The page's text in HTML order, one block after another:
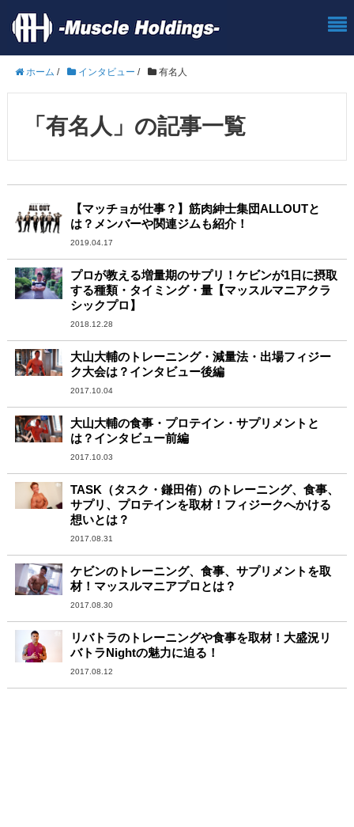
ホーム / インタビュー / 有名人
「有名人」の記事一覧
【マッチョが仕事？】筋肉紳士集団ALLOUTと
は？メンバーや関連ジムも紹介！
2019.04.17
プロが教える増量期のサプリ！ケビンが1日に摂取
する種類・タイミング・量【マッスルマニアクラ
シックプロ】
2018.12.28
大山大輔のトレーニング・減量法・出場フィジー
ク大会は？インタビュー後編
2017.10.04
大山大輔の食事・プロテイン・サプリメントと
は？インタビュー前編
2017.10.03
TASK（タスク・鎌田侑）のトレーニング、食事、
サプリ、プロテインを取材！フィジークへかける
想いとは？
2017.08.31
ケビンのトレーニング、食事、サプリメントを取
材！マッスルマニアプロとは？
2017.08.30
リバトラのトレーニングや食事を取材！大盛況リ
バトラNightの魅力に迫る！
2017.08.12